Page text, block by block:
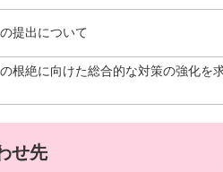
提出について
根絶に向けた総合的な対策の強化を
せ先